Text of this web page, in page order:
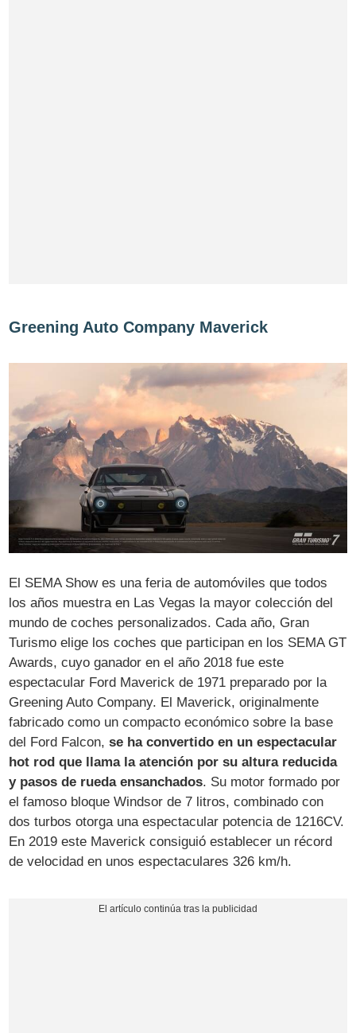
Greening Auto Company Maverick
El SEMA Show es una feria de automóviles que todos
los años muestra en Las Vegas la mayor colección del
mundo de coches personalizados. Cada año, Gran
Turismo elige los coches que participan en los SEMA GT
Awards, cuyo ganador en el año 2018 fue este
espectacular Ford Maverick de 1971 preparado por la
Greening Auto Company. El Maverick, originalmente
fabricado como un compacto económico sobre la base
del Ford Falcon,se ha convertido en un espectacular
hot rod que llama la atención por su altura reducida
y pasos de rueda ensanchados. Su motor formado por
el famoso bloque Windsor de 7 litros, combinado con
dos turbos otorga una espectacular potencia de 1216CV.
En 2019 este Maverick consiguió establecer un récord
de velocidad en unos espectaculares 326 km/h.